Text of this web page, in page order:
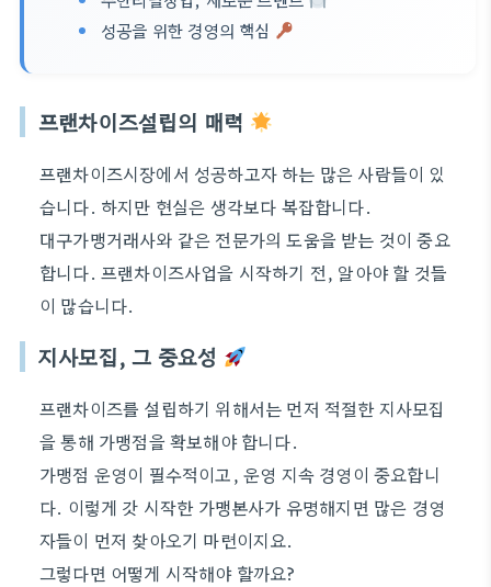
성공을 위한 경영의 핵심
프랜차이즈설립의 매력
프랜차이즈시장에서 성공하고자 하는 많은 사람들이 있
습니다. 하지만 현실은 생각보다 복잡합니다.
대구가맹거래사와 같은 전문가의 도움을 받는 것이 중요
합니다. 프랜차이즈사업을 시작하기 전, 알아야 할 것들
이 많습니다.
지사모집, 그 중요성
프랜차이즈를 설립하기 위해서는 먼저 적절한 지사모집
을 통해 가맹점을 확보해야 합니다.
가맹점 운영이 필수적이고, 운영 지속 경영이 중요합니
다. 이렇게 갓 시작한 가맹본사가 유명해지면 많은 경영
자들이 먼저 찾아오기 마련이지요.
그렇다면 어떻게 시작해야 할까요?